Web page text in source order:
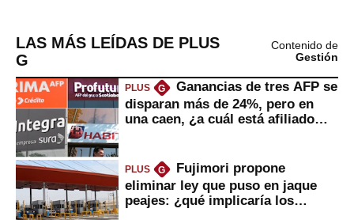
LAS MÁS LEÍDAS DE PLUS
G
Contenido de
Gestión
PLUS G
Ganancias de tres AFP se
disparan más de 24%, pero en
una caen, ¿a cuál está afiliado
PLUS G
Fujimori propone
eliminar ley que puso en jaque
peajes: ¿qué implicaría los